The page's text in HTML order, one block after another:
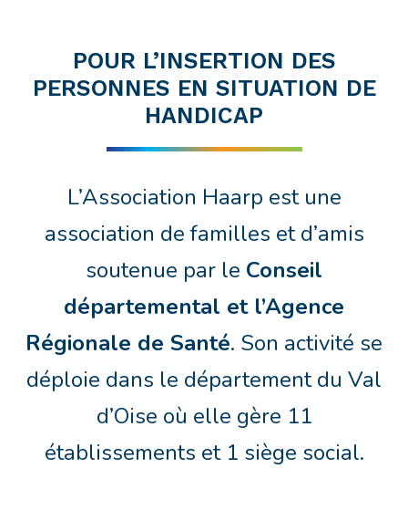
POUR L’INSERTION DES
PERSONNES EN SITUATION DE
HANDICAP
L’Association Haarp est une
association de familles et d’amis
soutenue par le Conseil
départemental et l’Agence
Régionale de Santé. Son activité se
déploie dans le département du Val
d’Oise où elle gère 11
établissements et 1 siège social.